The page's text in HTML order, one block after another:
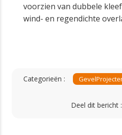
voorzien van dubbele
wind- en regendichte
Categorieën : Gevel
Deel dit bericht :